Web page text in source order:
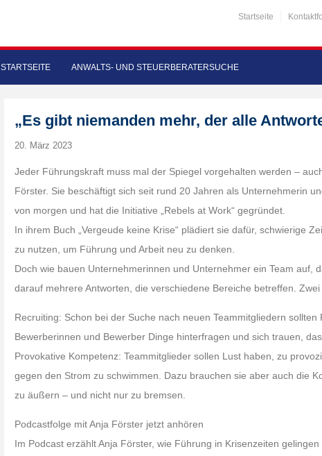
Startseite
STARTSEITE ANWALTS- UND STEUERBERATERSUCHE
„Es gibt niemanden mehr, der alle
20. März 2023
Jeder Führungskraft muss mal der Spiegel vorgehalten werden –
Förster. Sie beschäftigt sich seit rund 20 Jahren als Unternehmerin
von morgen und hat die Initiative „Rebels at Work“ gegründet.
In ihrem Buch „Vergeude keine Krise“ plädiert sie dafür, schwierige
zu nutzen, um Führung und Arbeit neu zu denken.
Doch wie bauen Unternehmerinnen und Unternehmer ein Team auf,
darauf mehrere Antworten, die verschiedene Bereiche betreffen. Zwei
Recruiting: Schon bei der Suche nach neuen Teammitgliedern
Bewerberinnen und Bewerber Dinge hinterfragen und sich trauen,
Provokative Kompetenz: Teammitglieder sollen Lust haben, zu
gegen den Strom zu schwimmen. Dazu brauchen sie aber auch die
zu äußern – und nicht nur zu bremsen.
Podcastfolge mit Anja Förster jetzt anhören
Im Podcast erzählt Anja Förster, wie Führung in Krisenzeiten